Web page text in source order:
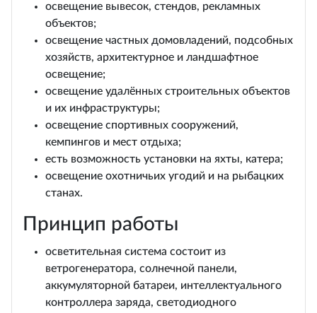
освещение вывесок, стендов, рекламных
объектов;
освещение частных домовладений, подсобных
хозяйств, архитектурное и ландшафтное
освещение;
освещение удалённых строительных объектов
и их инфраструктуры;
освещение спортивных сооружений,
кемпингов и мест отдыха;
есть возможность установки на яхты, катера;
освещение охотничьих угодий и на рыбацких
станах.
Принцип работы
осветительная система состоит из
ветрогенератора, солнечной панели,
аккумуляторной батареи, интеллектуального
контроллера заряда, светодиодного